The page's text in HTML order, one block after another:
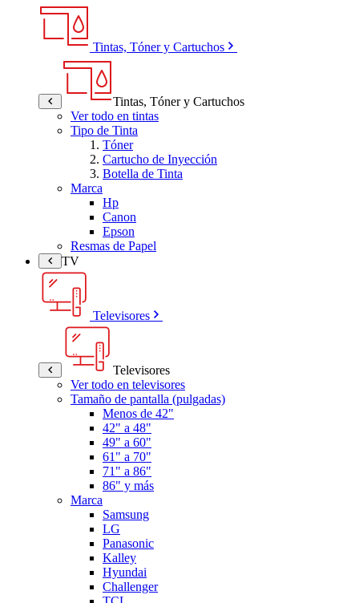
Tintas, Tóner y Cartuchos
Tintas, Tóner y Cartuchos
Ver todo en tintas
Tipo de Tinta
Tóner
Cartucho de Inyección
Botella de Tinta
Marca
Hp
Canon
Epson
Resmas de Papel
TV
Televisores
Televisores
Ver todo en televisores
Tamaño de pantalla (pulgadas)
Menos de 42"
42" a 48"
49" a 60"
61" a 70"
71" a 86"
86" y más
Marca
Samsung
LG
Panasonic
Kalley
Hyundai
Challenger